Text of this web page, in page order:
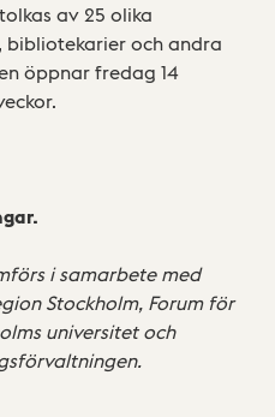
av 25 olika
och andra
öppnar fredag 14
i samarbete med
Stockholm, Forum för
universitet och